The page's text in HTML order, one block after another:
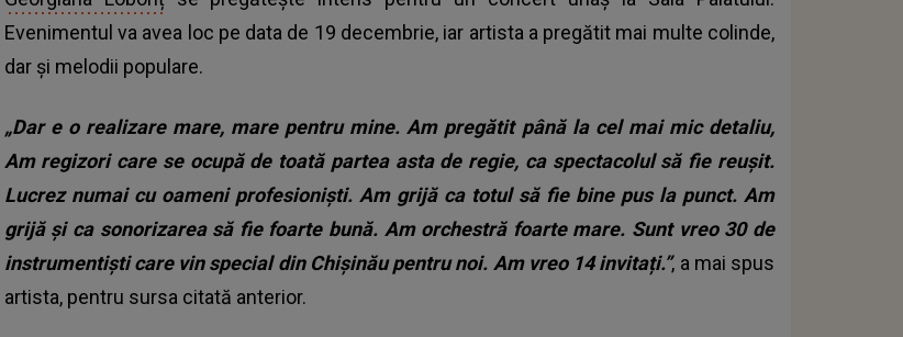
Evenimentul va avea loc pe data de 19 decembrie, iar artista a pregătit mai multe colinde,
dar și melodii populare.
„Dar e o realizare mare, mare pentru mine. Am pregătit până la cel mai mic detaliu,
Am regizori care se ocupă de toată partea asta de regie, ca spectacolul să fie reușit.
Lucrez numai cu oameni profesioniști. Am grijă ca totul să fie bine pus la punct. Am
grijă și ca sonorizarea să fie foarte bună. Am orchestră foarte mare. Sunt vreo 30 de
instrumentiști care vin special din Chișinău pentru noi. Am vreo 14 invitați.”, a mai spus
artista, pentru sursa citată anterior.